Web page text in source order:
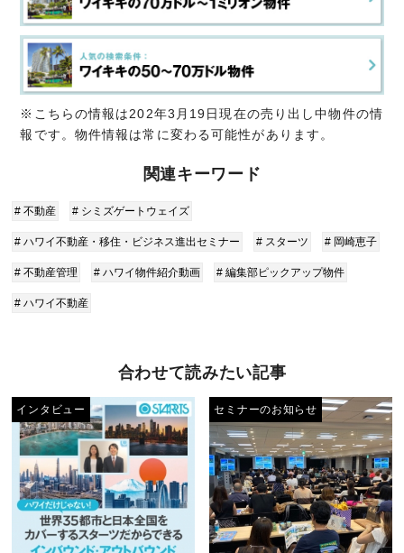
※こちらの情報は202年3月19日現在の売り出し中物件の情
報です。物件情報は常に変わる可能性があります。
関連キーワード
# 不動産 # シミズゲートウェイズ
# ハワイ不動産・移住・ビジネス進出セミナー # スターツ # 岡崎恵子
# 不動産管理 # ハワイ物件紹介動画 # 編集部ピックアップ物件
# ハワイ不動産
合わせて読みたい記事
インタビュー セミナーのお知らせ